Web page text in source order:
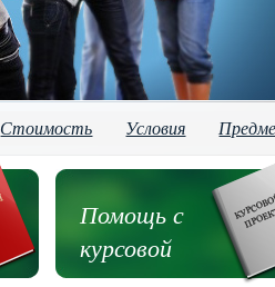
Стоимость Условия
Помощь с
курсовой